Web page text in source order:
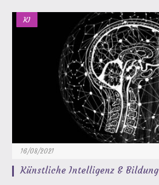
KI
16/08/2021
Künstliche Intelligenz & Bildung